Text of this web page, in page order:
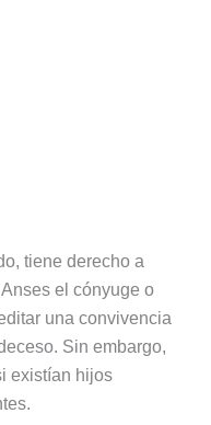
tiene derecho a
el cónyuge o
una convivencia
Sin embargo,
existían hijos